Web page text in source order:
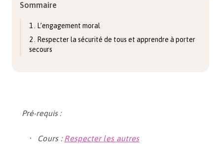
Sommaire
1 . L’engagement moral
2 . Respecter la sécurité de tous et apprendre à porter
secours
Pré-requis :
Cours : Respecter les autres